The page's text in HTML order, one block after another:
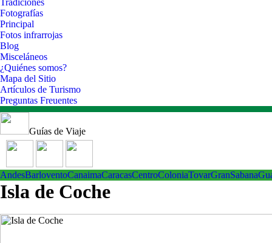
Tradiciones
Fotografías
Principal
Fotos infrarrojas
Blog
Misceláneos
¿Quiénes somos?
Mapa del Sitio
Artículos de Turismo
Preguntas Freuentes
Guías de Viaje
AndesBarloventoCanaimaCaracasCentroColoniaTovarGranSabana
Isla de Coche